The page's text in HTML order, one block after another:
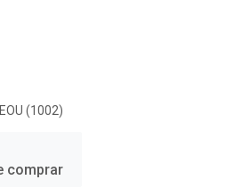
(1002)
comprar